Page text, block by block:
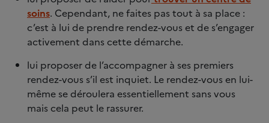
soins. Cependant, ne faites pas tout à sa place :
c’est à lui de prendre rendez-vous et de s’engager
activement dans cette démarche.
lui proposer de l’accompagner à ses premiers
rendez-vous s’il est inquiet. Le rendez-vous en lui-
même se déroulera essentiellement sans vous
mais cela peut le rassurer.